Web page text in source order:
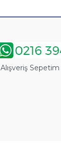
Alışveriş Sepetim